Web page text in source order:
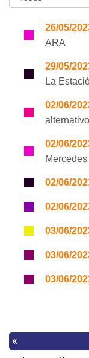
26/05/
ARA
29/05/
La
02/06/
alternativo
02/06/
02/06/
02/06/
03/06/
03/06/
03/06/